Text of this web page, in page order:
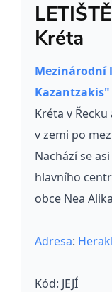
Kréta
Mezinárodní
Kazantzakis"
Kréta v
v zemi po
Nachází se
hlavního
obce Nea
Adresa:
Kód: JEJÍ